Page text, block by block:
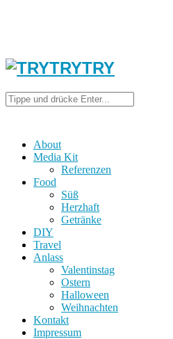
About
Media Kit
Referenzen
Food
Süß
Herzhaft
Getränke
DIY
Travel
Anlass
Valentinstag
Ostern
Halloween
Weihnachten
Kontakt
Impressum